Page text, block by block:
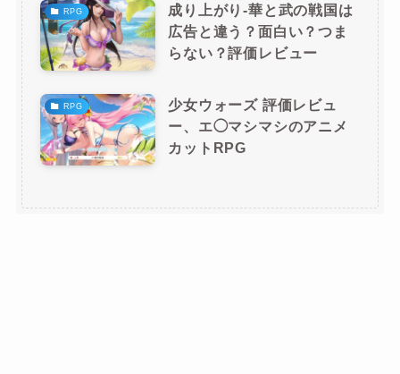
RPG
成り上がり-華と武の戦国は
広告と違う？面白い？つま
らない？評価レビュー
RPG
少女ウォーズ 評価レビュ
ー、エ◯マシマシのアニメ
カットRPG